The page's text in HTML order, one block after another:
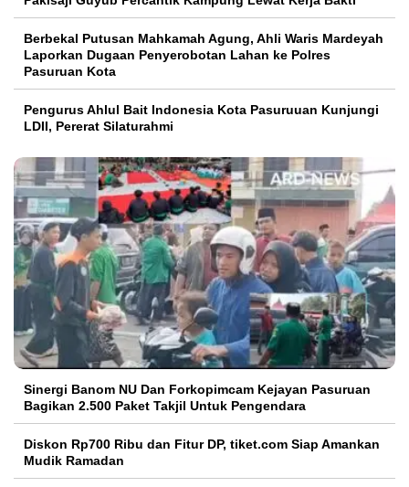
Berbekal Putusan Mahkamah Agung, Ahli Waris Mardeyah
Laporkan Dugaan Penyerobotan Lahan ke Polres
Pasuruan Kota
Pengurus Ahlul Bait Indonesia Kota Pasuruuan Kunjungi
LDII, Pererat Silaturahmi
Sinergi Banom NU Dan Forkopimcam Kejayan Pasuruan
Bagikan 2.500 Paket Takjil Untuk Pengendara
Diskon Rp700 Ribu dan Fitur DP, tiket.com Siap Amankan
Mudik Ramadan